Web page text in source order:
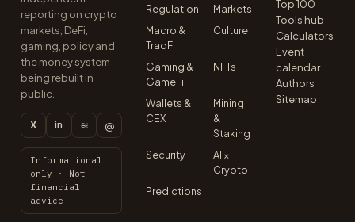
reporting on crypto
markets, DeFi,
gaming, policy and
the money system
being rebuilt in
public.
X in ≋ @
Informational
only · Not
financial
advice
Regulation
Markets
Macro &
TradFi
Culture
Gaming &
GameFi
NFTs
Wallets &
CEX
Mining
&
Staking
Security
AI ×
Crypto
Predictions
Top 100
Tools hub
Calculators
Event
calendar
Authors
Sitemap